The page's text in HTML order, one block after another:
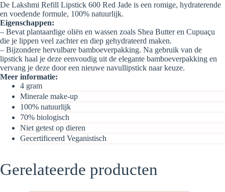
De Lakshmi Refill Lipstick 600 Red Jade is een romige, hydraterende
en voedende formule, 100% natuurlijk.
Eigenschappen:
– Bevat plantaardige oliën en wassen zoals Shea Butter en Cupuaçu
die je lippen veel zachter en diep gehydrateerd maken.
– Bijzondere hervulbare bamboeverpakking. Na gebruik van de
lipstick haal je deze eenvoudig uit de elegante bamboeverpakking en
vervang je deze door een nieuwe navullipstick naar keuze.
Meer informatie:
4 gram
Minerale make-up
100% natuurlijk
70% biologisch
Niet getest op dieren
Gecertificeerd Veganistisch
Gerelateerde producten